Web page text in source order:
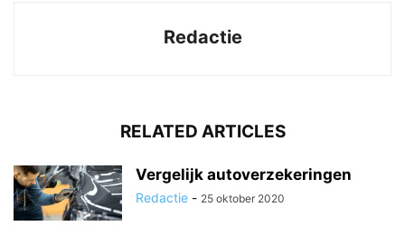
Redactie
RELATED ARTICLES
Vergelijk autoverzekeringen
Redactie - 25 oktober 2020